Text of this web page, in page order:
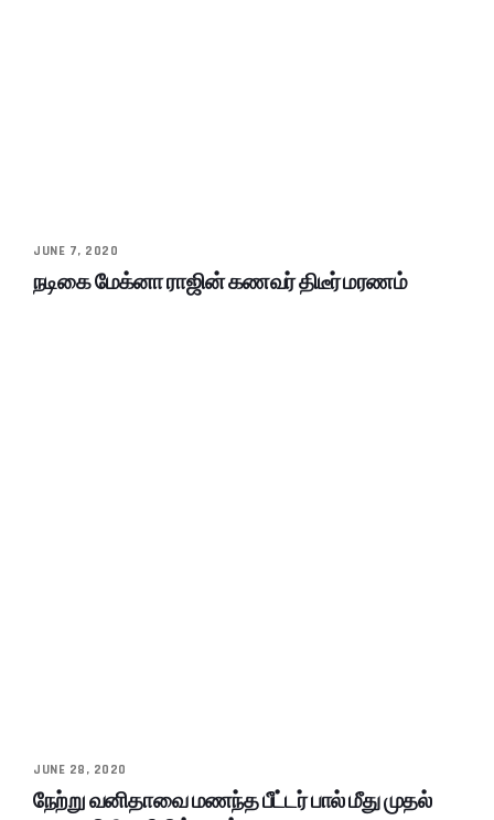
JUNE 7, 2020
நடிகை மேக்னா ராஜின் கணவர் திடீர் மரணம்
JUNE 28, 2020
நேற்று வனிதாவை மணந்த பீட்டர் பால் மீது முதல்